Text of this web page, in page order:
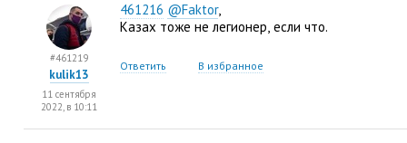
461216 @Faktor,
Казах тоже не легионер, если что.
Ответить В избранное
#461219
kulik13
11 сентября
2022, в 10:11